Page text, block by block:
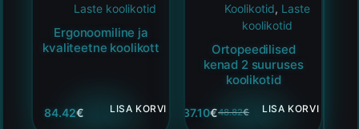
Laste koolikotid
Ergonoomiline ja
kvaliteetne koolikott
84.42€ LISA KORVI
Koolikotid, Laste
koolikotid
Ortopeedilised
kenad 2 suuruses
koolikotid
48.82€
37.10€ LISA KORVI